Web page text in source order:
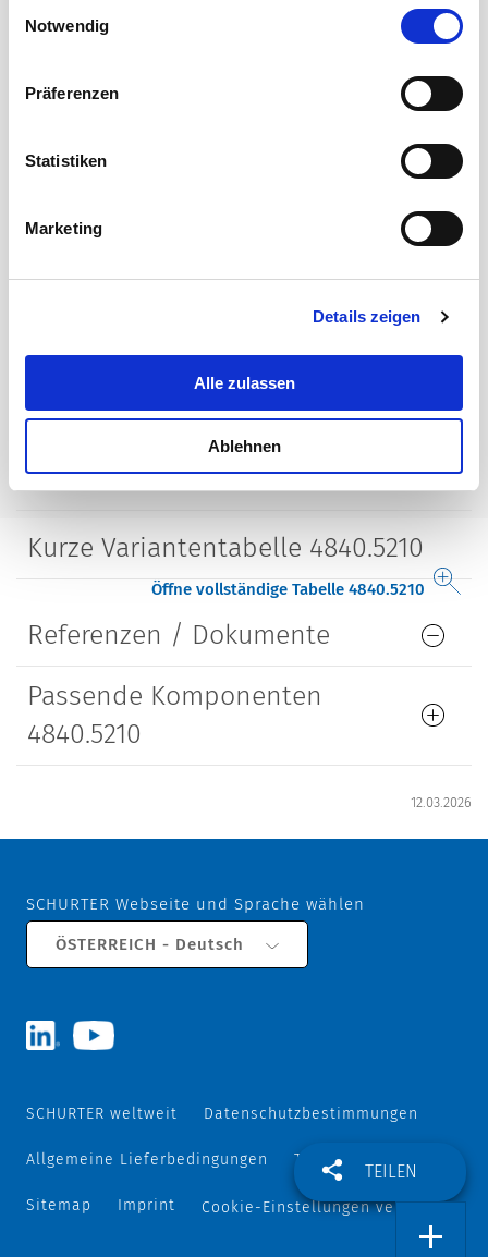
Ihre Einstellungen jederzeit ändern, indem Sie auf
Einstellungen werden unseren Partnern gemeldet und
haben keinen Einfluss auf die Browserdaten. Weitere
Datenschutzerklärung
Notwendig
Präferenzen
Statistiken
Marketing
Details zeigen
Alle zulassen
Ablehnen
Klemme
Kabelquerschnitt 2 x 0.3 mm²
Bauform gerade
Kurze Variantentabelle 4840.5210
Öffne vollständige Tabelle 4840.5210
Referenzen / Dokumente
Passende Komponenten
4840.5210
12.03.2026
TEILEN
SCHURTER Webseite und Sprache wählen
ÖSTERREICH - Deutsch
SCHURTER weltweit Datenschutzbestimmungen
Allgemeine Lieferbedingungen Track and Trace
Sitemap Imprint Cookie-Einstellungen verwalten